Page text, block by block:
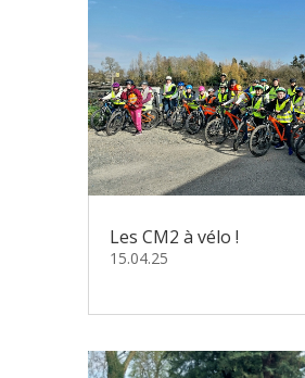
Les CM2 à vélo !
15.04.25